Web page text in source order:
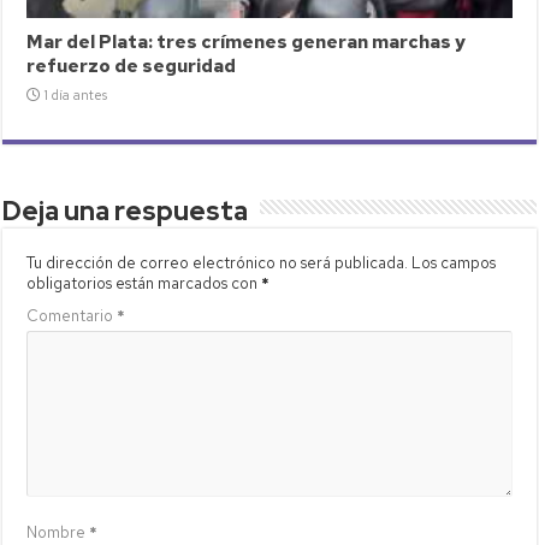
Mar del Plata: tres crímenes generan marchas y
refuerzo de seguridad
1 día antes
Deja una respuesta
Tu dirección de correo electrónico no será publicada. Los campos
obligatorios están marcados con *
Comentario *
Nombre *